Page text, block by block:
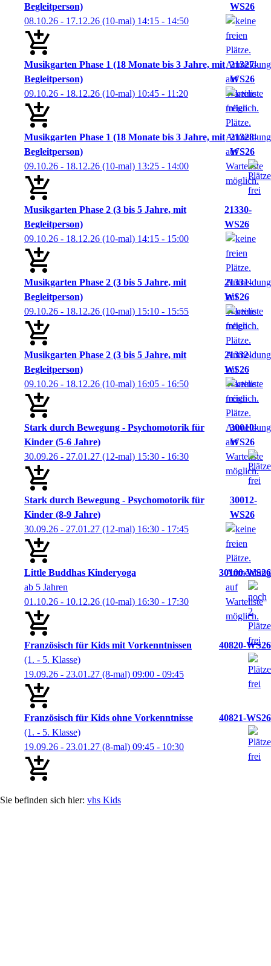
Begleitperson)
WS26
08.10.26 - 17.12.26 (10-mal) 14:15 - 14:50
Musikgarten Phase 1 (18 Monate bis 3 Jahre, mit
Begleitperson)
21327-
WS26
09.10.26 - 18.12.26 (10-mal) 10:45 - 11:20
Musikgarten Phase 1 (18 Monate bis 3 Jahre, mit
Begleitperson)
21328-
WS26
09.10.26 - 18.12.26 (10-mal) 13:25 - 14:00
Musikgarten Phase 2 (3 bis 5 Jahre, mit
Begleitperson)
21330-
WS26
09.10.26 - 18.12.26 (10-mal) 14:15 - 15:00
Musikgarten Phase 2 (3 bis 5 Jahre, mit
Begleitperson)
21331-
WS26
09.10.26 - 18.12.26 (10-mal) 15:10 - 15:55
Musikgarten Phase 2 (3 bis 5 Jahre, mit
Begleitperson)
21332-
WS26
09.10.26 - 18.12.26 (10-mal) 16:05 - 16:50
Stark durch Bewegung - Psychomotorik für
Kinder (5-6 Jahre)
30010-
WS26
30.09.26 - 27.01.27 (12-mal) 15:30 - 16:30
Stark durch Bewegung - Psychomotorik für
Kinder (8-9 Jahre)
30012-
WS26
30.09.26 - 27.01.27 (12-mal) 16:30 - 17:45
Little Buddhas Kinderyoga
30100-WS26
ab 5 Jahren
01.10.26 - 10.12.26 (10-mal) 16:30 - 17:30
Französisch für Kids mit Vorkenntnissen
40820-WS26
(1. - 5. Klasse)
19.09.26 - 23.01.27 (8-mal) 09:00 - 09:45
Französisch für Kids ohne Vorkenntnisse
40821-WS26
(1. - 5. Klasse)
19.09.26 - 23.01.27 (8-mal) 09:45 - 10:30
vhs Kids